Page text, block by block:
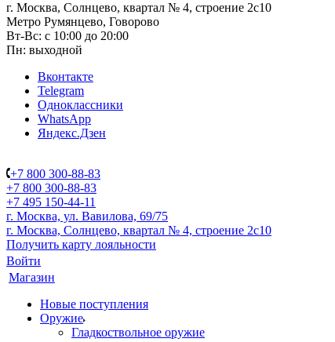
г. Москва, Солнцево, квартал № 4, строение 2с10
Метро Румянцево, Говорово
Вт-Вс: с 10:00 до 20:00
Пн: выходной
Вконтакте
Telegram
Одноклассники
WhatsApp
Яндекс.Дзен
+7 800 300-88-83
+7 800 300-88-83
+7 495 150-44-11
г. Москва, ул. Вавилова, 69/75
г. Москва, Солнцево, квартал № 4, строение 2с10
Получить карту лояльности
Войти
Магазин
Новые поступления
Оружие
Гладкоствольное оружие